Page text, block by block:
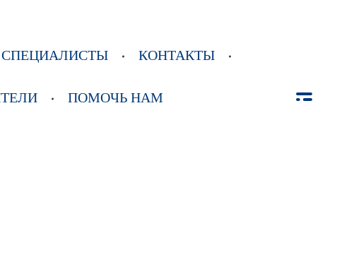
СПЕЦИАЛИСТЫ
КОНТАКТЫ
ПОМОЧЬ НАМ